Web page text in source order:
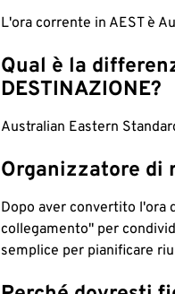
L'ora corrente in AEST è
Qual è la
DESTINAZIONE?
Australian Eastern
Organizzatore di
Dopo aver convertito l'ora
collegamento" per
semplice per pianificare